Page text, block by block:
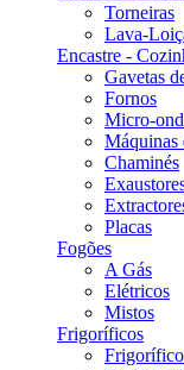
Torneiras
Lava-
Encastre -
Gavetas
Fornos
Micro-
Máquinas
Chaminés
Placas
Fogões
A Gás
Elétricos
Mistos
Frigoríficos